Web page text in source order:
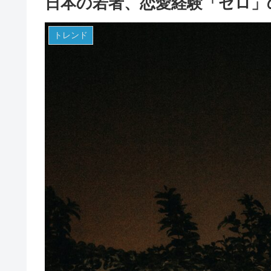
トレンド